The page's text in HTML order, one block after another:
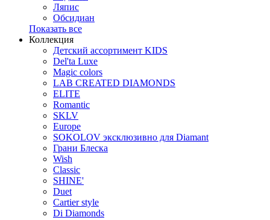
Ляпис
Обсидиан
Показать все
Коллекция
Детский ассортимент KIDS
Del'ta Luxe
Magic colors
LAB CREATED DIAMONDS
ELITE
Romantic
SKLV
Europe
SOKOLOV эксклюзивно для Diamant
Грани Блеска
Wish
Classic
SHINE'
Duet
Cartier style
Di Diamonds